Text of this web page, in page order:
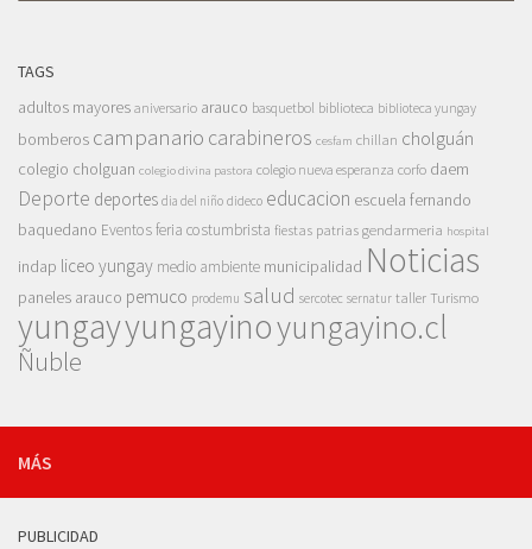
TAGS
adultos mayores aniversario arauco basquetbol biblioteca biblioteca yungay
bomberos campanario carabineros cesfam chillan cholguán
colegio cholguan colegio divina pastora colegio nueva esperanza corfo daem
Deporte deportes dia del niño dideco educacion escuela fernando
baquedano Eventosferia costumbrista fiestas patrias gendarmeria hospital
indap liceo yungay medio ambiente municipalidad Noticias
paneles arauco pemuco prodemu salud sercotec sernatur taller Turismo
yungayyungayinoyungayino.cl
Ñuble
MÁS
PUBLICIDAD